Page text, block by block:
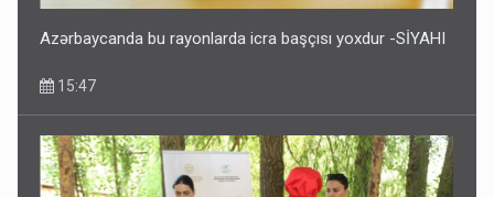
Azərbaycanda bu rayonlarda icra başçısı yoxdur -SİYAHI
15:47